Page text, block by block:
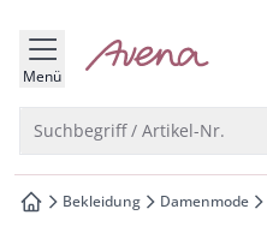
springen
springen
springen
springen
Menü zur Startseite
Suchbegriff / Artikel-Nr.
zur Startseite
Bekleidung Damenmode